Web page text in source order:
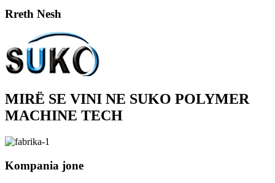
Rreth Nesh
MIRË SE VINI NE SUKO POLYMER
MACHINE TECH
Kompania jone